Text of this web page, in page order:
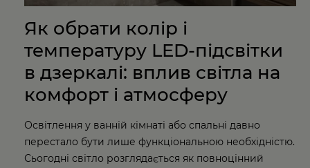
Як обрати колір і
температуру LED-підсвітки
в дзеркалі: вплив світла на
комфорт і атмосферу
Освітлення у ванній кімнаті або спальні давно
перестало бути лише функціональною необхідністю.
Сьогодні світло розглядається як повноцінний